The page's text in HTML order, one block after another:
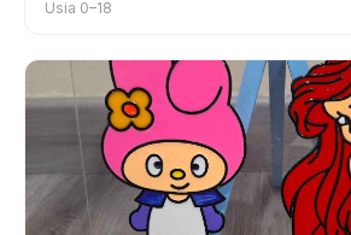
Usia 0–18